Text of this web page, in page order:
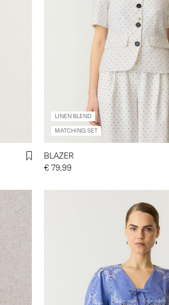
LINEN BLEND
MATCHING SET
BLAZER
€ 79,99